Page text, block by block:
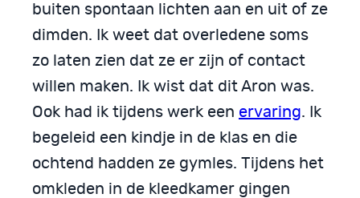
buiten spontaan lichten aan en uit of ze
dimden. Ik weet dat overledene soms
zo laten zien dat ze er zijn of contact
willen maken. Ik wist dat dit Aron was.
Ook had ik tijdens werk een ervaring. Ik
begeleid een kindje in de klas en die
ochtend hadden ze gymles. Tijdens het
omkleden in de kleedkamer gingen